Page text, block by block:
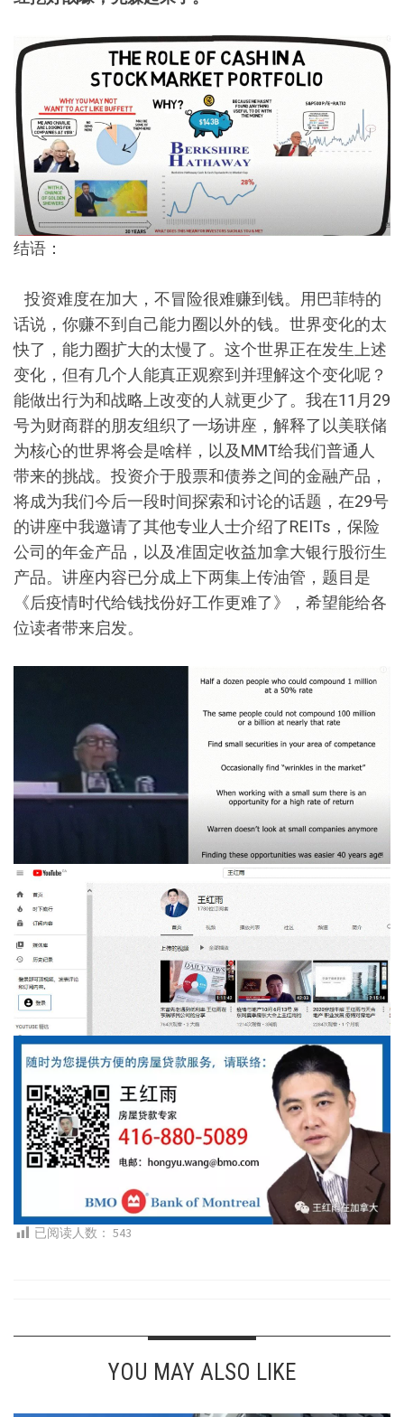
结语：
投资难度在加大，不冒险很难赚到钱。用巴菲特的
话说，你赚不到自己能力圈以外的钱。世界变化的太
快了，能力圈扩大的太慢了。这个世界正在发生上述
变化，但有几个人能真正观察到并理解这个变化呢？
能做出行为和战略上改变的人就更少了。我在11月29
号为财商群的朋友组织了一场讲座，解释了以美联储
为核心的世界将会是啥样，以及MMT给我们普通人
带来的挑战。投资介于股票和债券之间的金融产品，
将成为我们今后一段时间探索和讨论的话题，在29号
的讲座中我邀请了其他专业人士介绍了REITs，保险
公司的年金产品，以及准固定收益加拿大银行股衍生
产品。讲座内容已分成上下两集上传油管，题目是
《后疫情时代给钱找份好工作更难了》，希望能给各
位读者带来启发。
已阅读人数： 543
YOU MAY ALSO LIKE